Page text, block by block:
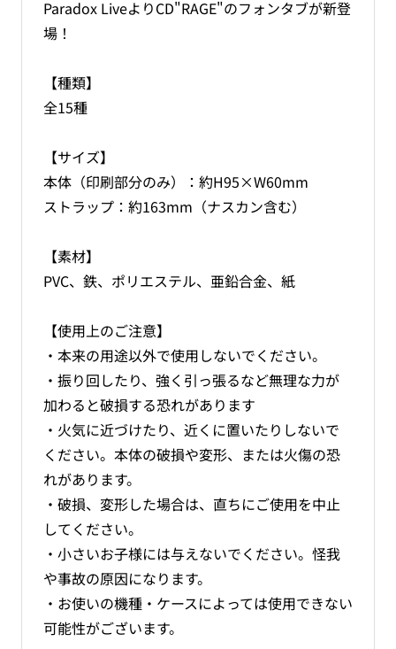
の
の
Paradox LiveよりCD"RAGE"のフォンタブが新登
場！
【種類】
全15種
【サイズ】
本体（印刷部分のみ）：約H95×W60mm
ストラップ：約163mm（ナスカン含む）
【素材】
PVC、鉄、ポリエステル、亜鉛合金、紙
【使用上のご注意】
・本来の用途以外で使用しないでください。
・振り回したり、強く引っ張るなど無理な力が
加わると破損する恐れがあります
・火気に近づけたり、近くに置いたりしないで
ください。本体の破損や変形、または火傷の恐
れがあります。
・破損、変形した場合は、直ちにご使用を中止
してください。
・小さいお子様には与えないでください。怪我
や事故の原因になります。
・お使いの機種・ケースによっては使用できない
可能性がございます。